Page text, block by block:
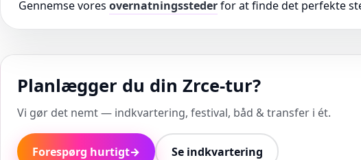
Gennemse vores overnatningsstederfor at finde det perfekte
Planlægger du din Zrce-tur?
Vi gør det nemt — indkvartering, festival, båd & transfer i ét.
Forespørg hurtigt→ Se indkvartering